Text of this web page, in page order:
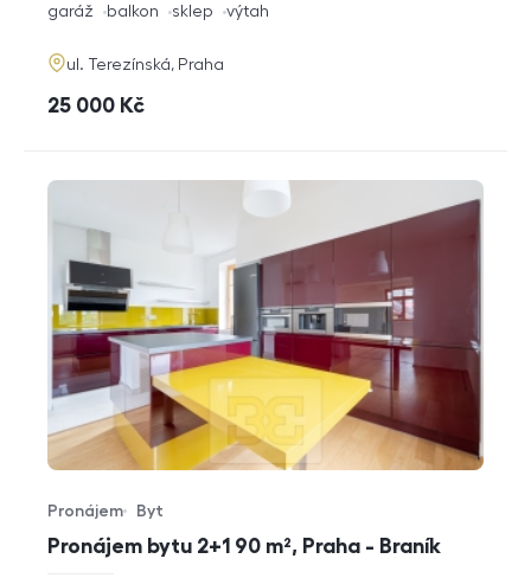
funkce
garáž balkon sklep výtah
adresa
ul. Terezínská, Praha
cena
25 000 Kč
Pronájem bytu 2+1 90 m², Praha - Braník
Typ nabídky
Pronájem
Typ nemovitosti
Byt